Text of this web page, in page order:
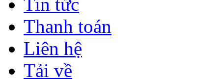
Thanh toán
Liên hệ
Tải về